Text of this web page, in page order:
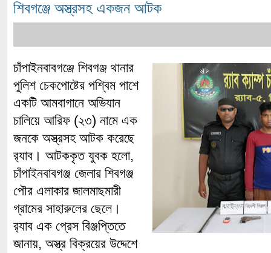
শিবগঞ্জে অস্ত্রসহ একজন আটক
চাঁপাইনবাবগঞ্জে শিবগঞ্জ থানার
পুলিশ চেকপোষ্টের পশ্বিম পাশে
একটি আমবাগানে অভিযান
চালিয়ে আরিফ (২৩) নামে এক
জনকে অস্ত্রসহ আটক করেছে
র‌্যাব। আটককৃত যুবক হলো,
চাঁপাইনবাবগঞ্জ জেলার শিবগঞ্জ
পৌর এলাকার জালমাছমারী
গ্রামের সাহারুলের ছেলে।
র‌্যাব এক প্রেস বিঞ্জপ্তিতে
জানায়, অস্ত্র বিক্রয়ের উদ্দেশে